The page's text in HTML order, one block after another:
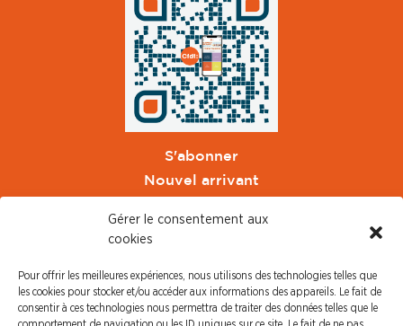
Gérer le consentement aux
cookies
Pour offrir les meilleures expériences, nous utilisons des technologies telles que
les cookies pour stocker et/ou accéder aux informations des appareils. Le fait de
consentir à ces technologies nous permettra de traiter des données telles que le
S'abonner
Nouvel arrivant
CFDT Cadres
CFDT Retraités